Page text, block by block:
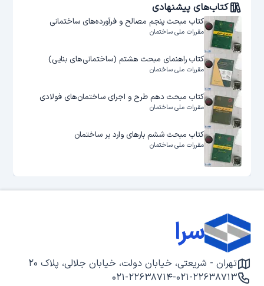
کتاب‌های پیشنهادی
کتاب مبحث پنجم مصالح و فرآورده‌های ساختمانی
مقررات ملی ساختمان
کتاب راهنمای مبحث هشتم (ساختمانی‌های بنایی)
مقررات ملی ساختمان
کتاب مبحث دهم طرح و اجرای ساختمان‌های فولادی
مقررات ملی ساختمان
کتاب مبحث ششم بارهای وارد بر ساختمان
مقررات ملی ساختمان
سرا
تهران - شریعتی، خیابان دولت، خیابان جلالی، پلاک ۲۰
۰۲۱-۲۲۶۳۸۷۱۳-۰۲۱-۲۲۶۳۸۷۱۴